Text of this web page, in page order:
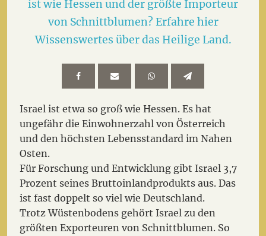
ist wie Hessen und der größte Importeur
von Schnittblumen? Erfahre hier
Wissenswertes über das Heilige Land.
Israel ist etwa so groß wie Hessen. Es hat
ungefähr die Einwohnerzahl von Österreich
und den höchsten Lebensstandard im Nahen
Osten.
Für Forschung und Entwicklung gibt Israel 3,7
Prozent seines Bruttoinlandprodukts aus. Das
ist fast doppelt so viel wie Deutschland.
Trotz Wüstenbodens gehört Israel zu den
größten Exporteuren von Schnittblumen. So